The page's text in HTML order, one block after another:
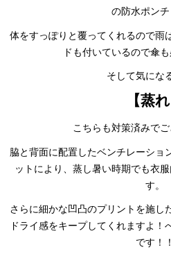
の防水ポンチ
体をすっぽりと覆ってくれるので雨
ドも付いているので傘
そして気にな
【蒸れ
こちらも対策済みでご
脇と背面に配置したベンチレーショ
ットにより、蒸し暑い時期でも衣
す。
さらに細かな凹凸のプリントを施し
ドライ感をキープしてくれますよ
です！！